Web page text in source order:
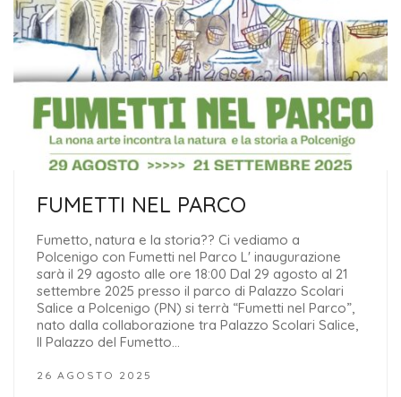
FUMETTI NEL PARCO
Fumetto, natura e la storia?? Ci vediamo a
Polcenigo con Fumetti nel Parco L' inaugurazione
sarà il 29 agosto alle ore 18:00 Dal 29 agosto al 21
settembre 2025 presso il parco di Palazzo Scolari
Salice a Polcenigo (PN) si terrà “Fumetti nel Parco”,
nato dalla collaborazione tra Palazzo Scolari Salice,
Il Palazzo del Fumetto…
26 AGOSTO 2025